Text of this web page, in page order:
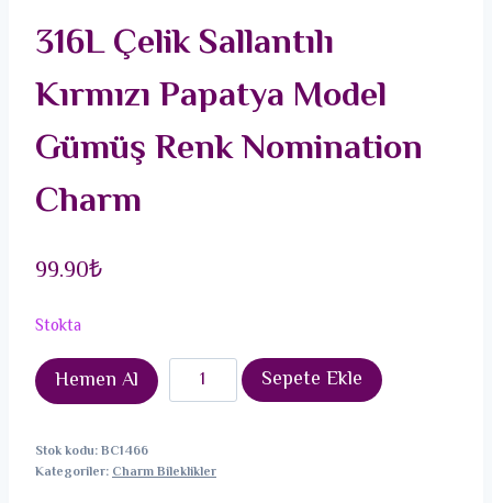
316L Çelik Sallantılı
Kırmızı Papatya Model
Gümüş Renk Nomination
Charm
99.90₺
Stokta
Hemen Al
316L
Çelik
Kırmızı
Sepete Ekle
Stok kodu:BC1466
Kategoriler:Charm Bileklikler